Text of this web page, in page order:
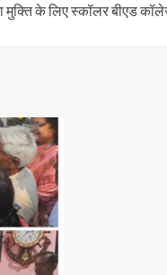
मुक्ति के लिए स्कॉलर बीएड